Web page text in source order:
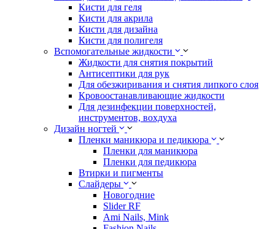
Кисти для геля
Кисти для акрила
Кисти для дизайна
Кисти для полигеля
Вспомогательные жидкости
Жидкости для снятия покрытий
Антисептики для рук
Для обезжиривания и снятия липкого слоя
Кровоостанавливающие жидкости
Для дезинфекции поверхностей,
инструментов, вохдуха
Дизайн ногтей
Пленки маникюра и педикюра
Пленки для маникюра
Пленки для педикюра
Втирки и пигменты
Слайдеры
Новогодние
Slider RF
Ami Nails, Mink